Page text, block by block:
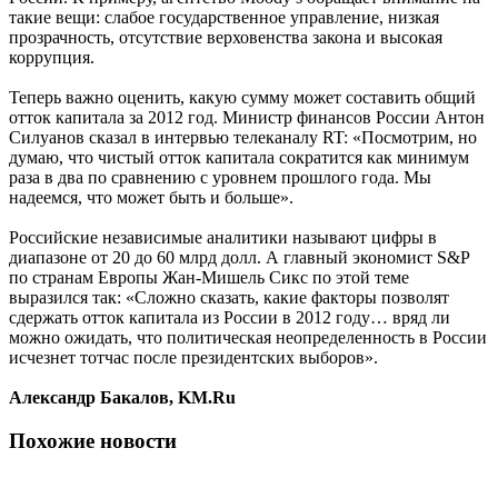
такие вещи: слабое государственное управление, низкая
прозрачность, отсутствие верховенства закона и высокая
коррупция.
Теперь важно оценить, какую сумму может составить общий
отток капитала за 2012 год. Министр финансов России Антон
Силуанов сказал в интервью телеканалу RT: «Посмотрим, но
думаю, что чистый отток капитала сократится как минимум
раза в два по сравнению с уровнем прошлого года. Мы
надеемся, что может быть и больше».
Российские независимые аналитики называют цифры в
диапазоне от 20 до 60 млрд долл. А главный экономист S&P
по странам Европы Жан-Мишель Сикс по этой теме
выразился так: «Сложно сказать, какие факторы позволят
сдержать отток капитала из России в 2012 году… вряд ли
можно ожидать, что политическая неопределенность в России
исчезнет тотчас после президентских выборов».
Александр Бакалов, KM.Ru
Похожие новости